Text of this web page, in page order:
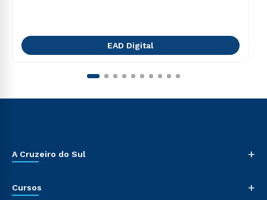
EAD Digital
A Cruzeiro do Sul +
Cursos +